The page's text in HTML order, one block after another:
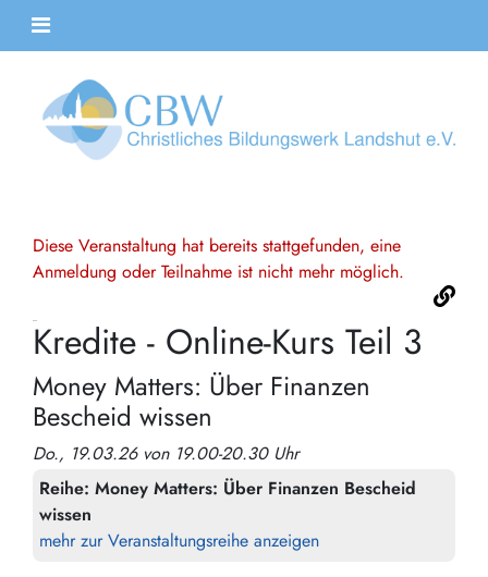
Diese Veranstaltung hat bereits stattgefunden, eine
Anmeldung oder Teilnahme ist nicht mehr möglich.
Kredite - Online-Kurs Teil 3
Money Matters: Über Finanzen
Bescheid wissen
Do., 19.03.26 von 19.00-20.30 Uhr
Reihe: Money Matters: Über Finanzen Bescheid
wissen
mehr zur Veranstaltungsreihe anzeigen